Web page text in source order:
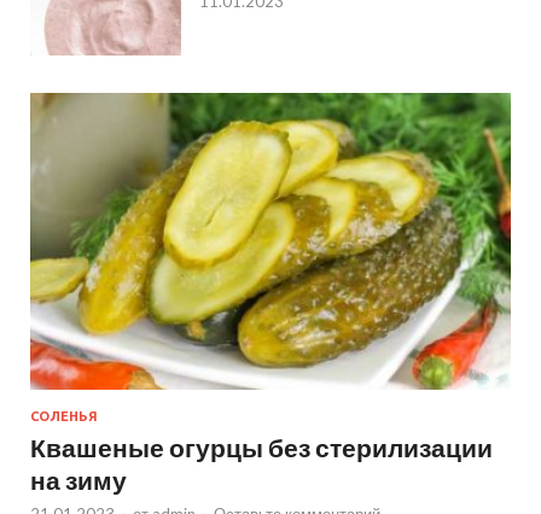
СОЛЕНЬЯ
Квашеные огурцы без стерилизации
на зиму